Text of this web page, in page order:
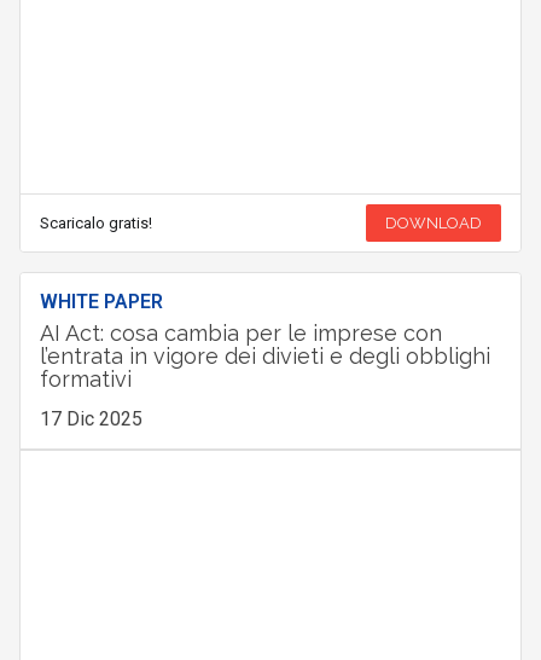
Scaricalo gratis! DOWNLOAD
WHITE PAPER
AI Act: cosa cambia per le imprese con
l’entrata in vigore dei divieti e degli obblighi
formativi
17 Dic 2025